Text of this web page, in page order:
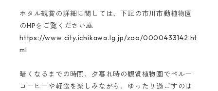
ホタル観賞の詳細に関しては、下記の市川市動植物園
のHPをご覧ください🙇
https://www.city.ichikawa.lg.jp/zoo/0000433142.ht
ml
暗くなるまでの時間、夕暮れ時の観賞植物園でペルー
コーヒーや軽食を楽しみながら、ゆったり過ごすのは